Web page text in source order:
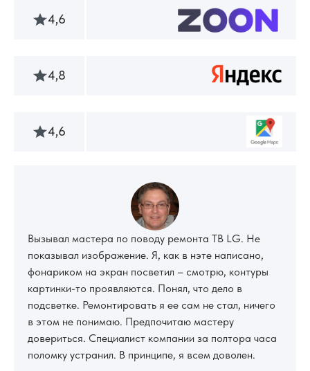
4,6
4,8
4,6
Вызывал мастера по поводу ремонта ТВ LG. Не
показывал изображение. Я, как в нэте написано,
фонариком на экран посветил – смотрю, контуры
картинки-то проявляются. Понял, что дело в
подсветке. Ремонтировать я ее сам не стал, ничего
в этом не понимаю. Предпочитаю мастеру
довериться. Специалист компании за полтора часа
поломку устранил. В принципе, я всем доволен.